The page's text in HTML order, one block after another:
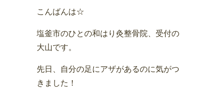
こんばんは☆
塩釜市のひとの和はり灸整骨院、受付の
大山です。
先日、自分の足にアザがあるのに気がつ
きました！